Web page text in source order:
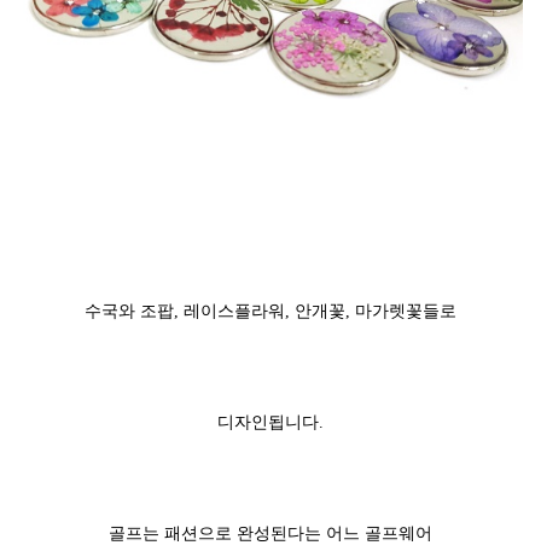
수국와 조팝, 레이스플라워, 안개꽃, 마가렛꽃들로
디자인됩니다.
골프는 패션으로 완성된다는 어느 골프웨어